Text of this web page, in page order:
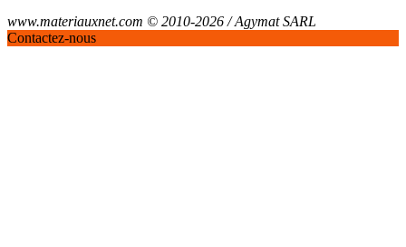
www.materiauxnet.com © 2010-2026 / Agymat SARL
Contactez-nous